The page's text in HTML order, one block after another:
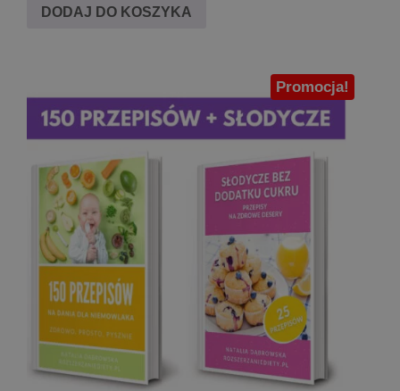
wynosiła:wynosi:
DODAJ DO KOSZYKA
Promocja!